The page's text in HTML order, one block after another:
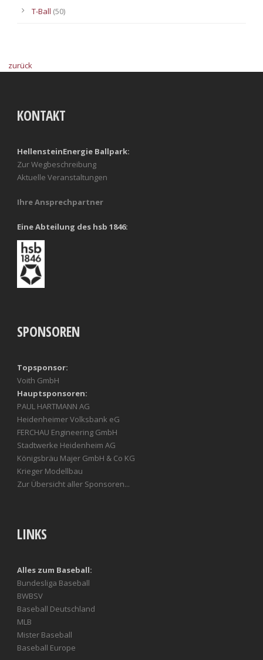
T-Ball (50)
zurück
KONTAKT
HellensteinEnergie Ballpark:
Zur Wegbeschreibung
Aktuelle Veranstaltungen
Ihre Ansprechpartner
Eine Abteilung des hsb 1846:
SPONSOREN
Topsponsor:
Voith GmbH
Hauptsponsoren:
PAUL HARTMANN AG
Heidenheimer Volksbank eG
FERCHAU Engineering GmbH
Stadtwerke Heidenheim AG
Königsbräu Majer GmbH & Co KG
Krieger Modellbau
Zur Übersicht aller Sponsoren...
LINKS
Alles zum Baseball:
Bundesliga Baseball
BWBSV
Baseball Deutschland
MLB
Mister Baseball
Baseball Europe